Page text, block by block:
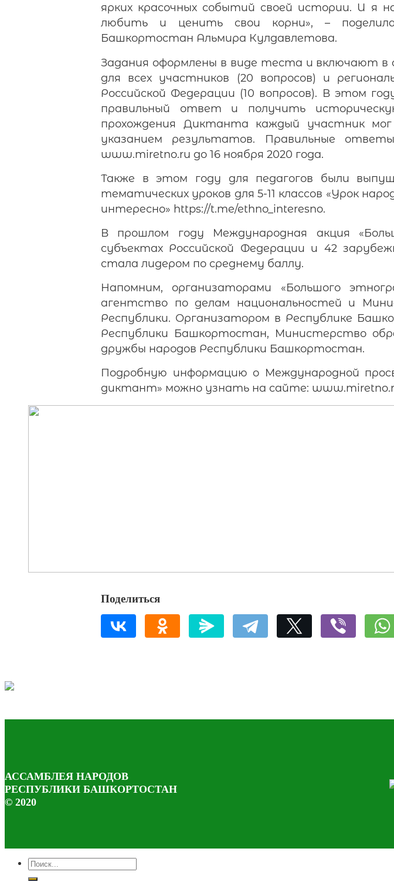
ярких красочных событий своей истории. И я
любить и ценить свои корни», –
Башкортостан Альмира Кулдавлетова.
Задания оформлены в виде теста и включают
для всех участников (20 вопросов) и
Российской Федерации (10 вопросов). В этом
правильный ответ и получить
прохождения Диктанта каждый участник
указанием результатов. Правильные
www.miretno.ru до 16 ноября 2020 года.
Также в этом году для педагогов были
тематических уроков для 5-11 классов «Урок
интересно» https://t.me/ethno_interesno.
В прошлом году Международная акция
субъектах Российской Федерации и 42
стала лидером по среднему баллу.
Напомним, организаторами «Большого
агентство по делам национальностей и
Республики. Организатором в Республике
Республики Башкортостан, Министерство
дружбы народов Республики Башкортостан.
Подробную информацию о Международной
диктант» можно узнать на сайте:
Поделиться
АССАМБЛЕЯ НАРОДОВ
РЕСПУБЛИКИ БАШКОРТОСТАН
© 2020